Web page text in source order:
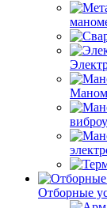
Отборные